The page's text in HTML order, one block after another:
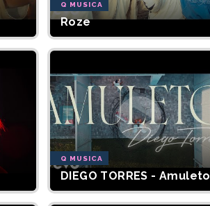
Q MUSICA
Roze
Q MUSICA
DIEGO TORRES - Amuleto